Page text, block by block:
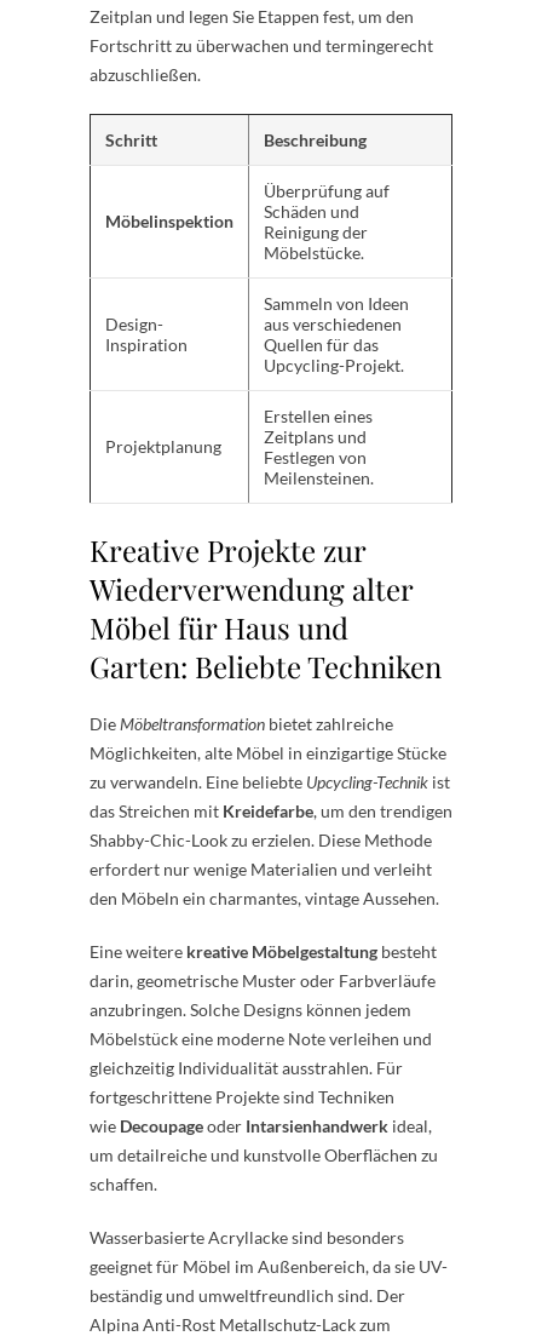
Zeitplan und legen Sie Etappen fest, um den
Fortschritt zu überwachen und termingerecht
abzuschließen.
Schritt Beschreibung
Möbelinspektion
Überprüfung auf
Schäden und
Reinigung der
Möbelstücke.
Design-
Inspiration
Sammeln von Ideen
aus verschiedenen
Quellen für das
Upcycling-Projekt.
Projektplanung
Erstellen eines
Zeitplans und
Festlegen von
Meilensteinen.
Kreative Projekte zur
Wiederverwendung alter
Möbel für Haus und
Garten: Beliebte Techniken
DieMöbeltransformation bietet zahlreiche
Möglichkeiten, alte Möbel in einzigartige Stücke
zu verwandeln. Eine beliebte Upcycling-Technik ist
das Streichen mit Kreidefarbe, um den trendigen
Shabby-Chic-Look zu erzielen. Diese Methode
erfordert nur wenige Materialien und verleiht
den Möbeln ein charmantes, vintage Aussehen.
Eine weitere kreative Möbelgestaltung besteht
darin, geometrische Muster oder Farbverläufe
anzubringen. Solche Designs können jedem
Möbelstück eine moderne Note verleihen und
gleichzeitig Individualität ausstrahlen. Für
fortgeschrittene Projekte sind Techniken
wie Decoupageoder Intarsienhandwerk ideal,
um detailreiche und kunstvolle Oberflächen zu
schaffen.
Wasserbasierte Acryllacke sind besonders
geeignet für Möbel im Außenbereich, da sie UV-
beständig und umweltfreundlich sind. Der
Alpina Anti-Rost Metallschutz-Lack zum